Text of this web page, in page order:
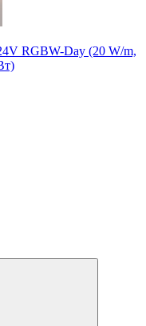
RGBW-Day (20 W/m,